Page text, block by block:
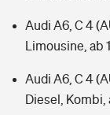
Audi A6, C 4
Limousine, ab
Audi A6, C 4
Diesel, Kombi,